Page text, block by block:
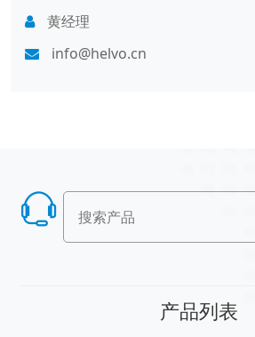
黄经理
info@helvo.cn
产品列表